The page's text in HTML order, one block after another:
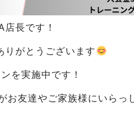
長です！
りがとうございます
を実施中です！
お友達やご家族様にいらっ